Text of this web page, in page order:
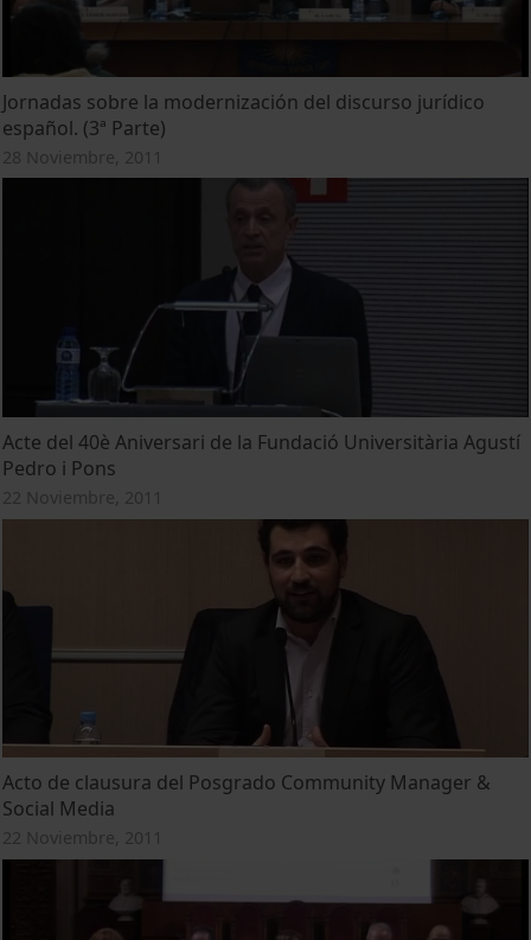
Jornadas sobre la modernización del discurso jurídico
español. (3ª Parte)
28 Noviembre, 2011
Acte del 40è Aniversari de la Fundació Universitària Agustí
Pedro i Pons
22 Noviembre, 2011
Acto de clausura del Posgrado Community Manager &
Social Media
22 Noviembre, 2011